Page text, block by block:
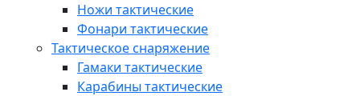
Ножи тактические
Фонари тактические
Тактическое снаряжение
Гамаки тактические
Карабины тактические